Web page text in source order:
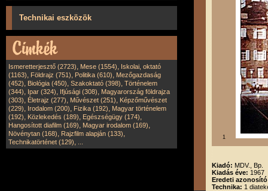
Technikai eszközök
Ismeretterjesztő (2723), Mese (1554), Iskolai, oktató
(1163), Földrajz (751), Politika (610), Mezőgazdaság
(452), Biológia (450), Szakoktató (398), Történelem
(344), Ipar (324), Ifjúsági (308), Magyarország földrajza
(303), Életrajz (277), Művészet (251), Képzőművészet
(229), Irodalom (200), Fizika (192), Magyar történelem
(192), Közlekedés (189), Egészségügy (174),
Hangosított diafilm (169), Magyar irodalom (169),
Növénytan (168), Rajzfilm alapján (133),
Technikatörténet (129),
1
Kiadó: MDV., Bp.
Kiadás éve: 1967
Eredeti
Technika: 1